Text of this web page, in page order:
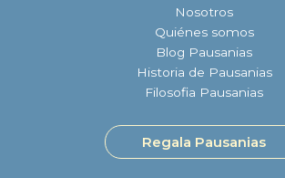
Nosotros
Quiénes somos
Blog Pausanias
Historia de Pausanias
Filosofia Pausanias
Regala Pausanias